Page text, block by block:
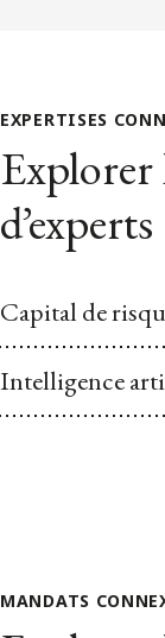
EXPERTISES
Explorer
d’experts
Capital de
Intelligence
MANDATS